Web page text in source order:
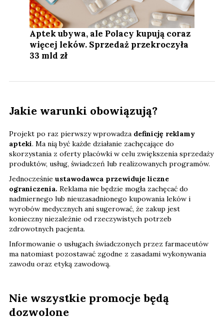
Aptek ubywa, ale Polacy kupują coraz
więcej leków. Sprzedaż przekroczyła
33 mld zł
Jakie warunki obowiązują?
Projekt po raz pierwszy wprowadza definicję reklamy
apteki. Ma nią być każde działanie zachęcające do
skorzystania z oferty placówki w celu zwiększenia sprzedaży
produktów, usług, świadczeń lub realizowanych programów.
Jednocześnie ustawodawca przewiduje liczne
ograniczenia. Reklama nie będzie mogła zachęcać do
nadmiernego lub nieuzasadnionego kupowania leków i
wyrobów medycznych ani sugerować, że zakup jest
konieczny niezależnie od rzeczywistych potrzeb
zdrowotnych pacjenta.
Informowanie o usługach świadczonych przez farmaceutów
ma natomiast pozostawać zgodne z zasadami wykonywania
zawodu oraz etyką zawodową.
Nie wszystkie promocje będą
dozwolone